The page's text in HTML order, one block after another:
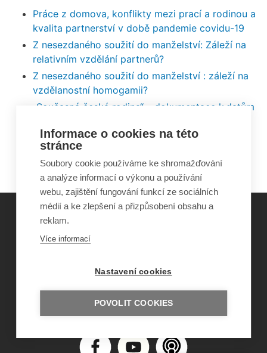
Práce z domova, konflikty mezi prací a rodinou a
kvalita partnerství v době pandemie covidu-19
Z nesezdaného soužití do manželství: Záleží na
relativním vzdělání partnerů?
Z nesezdaného soužití do manželství : záleží na
vzdělanostní homogamii?
„Současná česká rodina“ – dokumentace k datům
zpráva z šetření „Současná česká rodina 2020–
2022“
©Obecně prospěšná společnost Sirius
ISSN 1805-8876
nazory@sancedetem.cz
Odběr novinek e-mailem
Informace o cookies na této
stránce
Soubory cookie používáme ke shromažďování
a analýze informací o výkonu a používání
webu, zajištění fungování funkcí ze sociálních
médií a ke zlepšení a přizpůsobení obsahu a
reklam.
Více informací
Nastavení cookies
POVOLIT COOKIES